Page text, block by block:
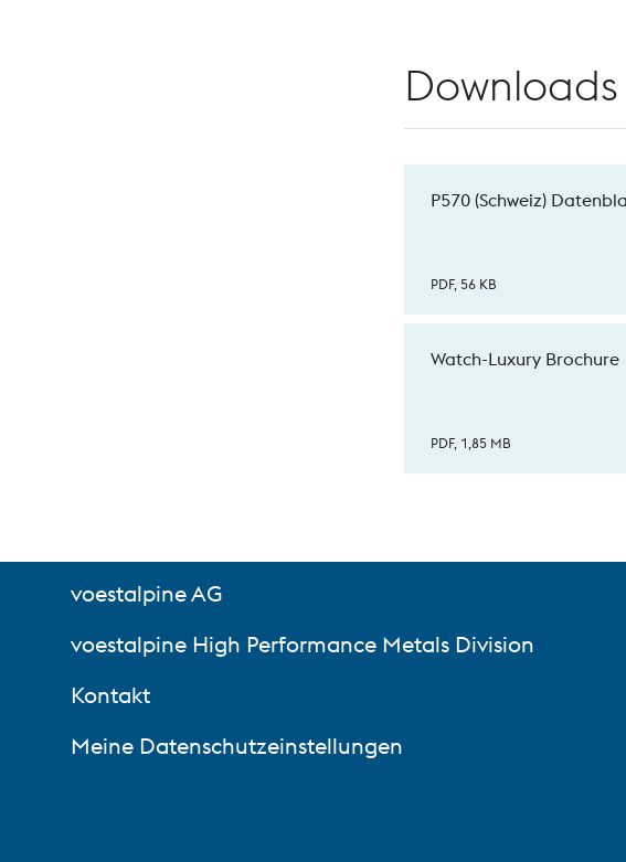
Downloads
P570 (Schweiz)
PDF, 56 KB
Watch-Luxury Brochure
PDF, 1,85 MB
voestalpine AG
voestalpine High Performance Metals Division
Kontakt
Meine Datenschutzeinstellungen